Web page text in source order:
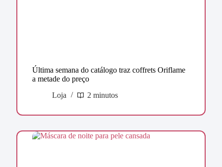
Última semana do catálogo traz coffrets Oriflame
a metade do preço
Loja
2 minutos